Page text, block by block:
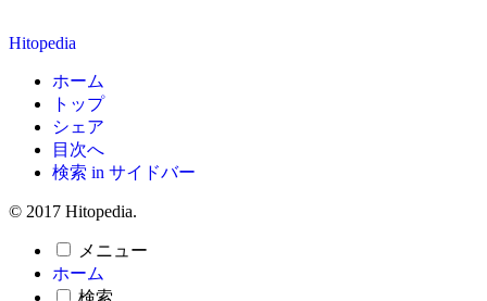
Hitopedia
ホーム
トップ
シェア
目次へ
検索 in サイドバー
© 2017 Hitopedia.
メニュー
ホーム